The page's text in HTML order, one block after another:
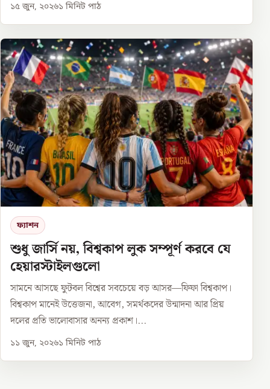
১৫ জুন, ২০২৬১ মিনিট পাঠ
ফ্যাশন
শুধু জার্সি নয়, বিশ্বকাপ লুক সম্পূর্ণ করবে যে
হেয়ারস্টাইলগুলো
সামনে আসছে ফুটবল বিশ্বের সবচেয়ে বড় আসর—ফিফা বিশ্বকাপ।
বিশ্বকাপ মানেই উত্তেজনা, আবেগ, সমর্থকদের উন্মাদনা আর প্রিয়
দলের প্রতি ভালোবাসার অনন্য প্রকাশ।...
১১ জুন, ২০২৬১ মিনিট পাঠ